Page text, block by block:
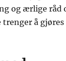
og ærlige råd
å gjøres